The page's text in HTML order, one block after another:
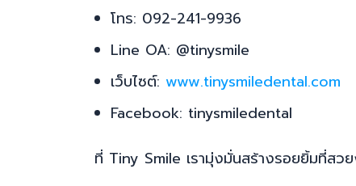
โทร: 092-241-9936
Line OA: @tinysmile
เว็บไซต์: www.tinysmiledental.com
Facebook: tinysmiledental
ที่ Tiny Smile เรามุ่งมั่นสร้างรอยยิ้มที่สว